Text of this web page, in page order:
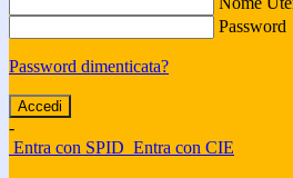
Password
Password dimenticata?
-
Entra con SPID Entra con CIE